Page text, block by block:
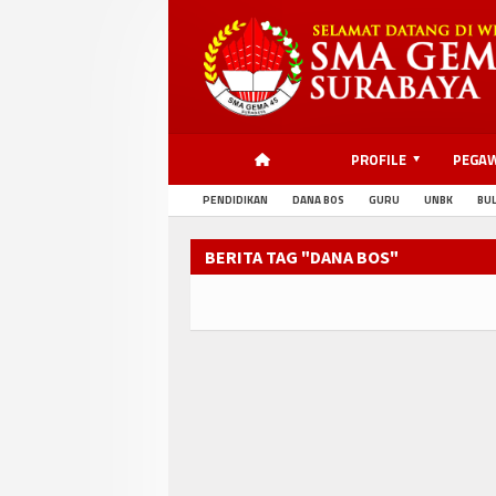
PROFILE
PENDIDIKAN DANA BOS GURU UNBK
BERITA TAG "DANA BOS"